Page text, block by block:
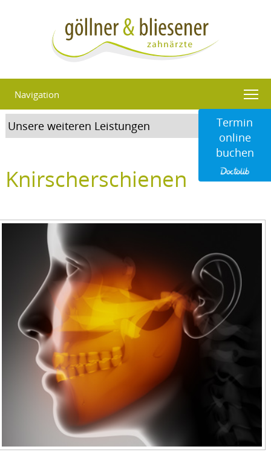
Navigation
Knirscherschienen
Termin
online
buchen